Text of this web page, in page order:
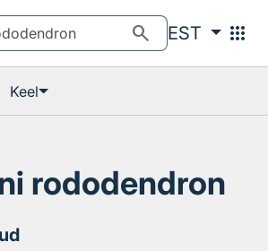
search EST apps
Keel
rododendron